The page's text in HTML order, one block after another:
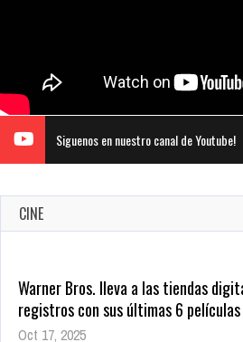
Siguenos en nuestro canal de Youtube!
CINE
Warner Bros. lleva a las tiendas
registros con sus últimas 6 películas
Oct 17, 2025